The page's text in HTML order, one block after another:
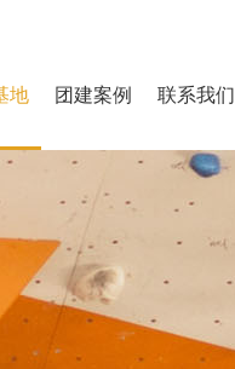
地 团建案例 联系我们